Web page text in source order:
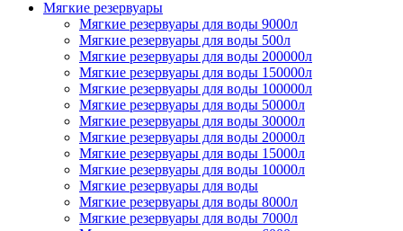
Мягкие резервуары
Мягкие резервуары для воды 9000л
Мягкие резервуары для воды 500л
Мягкие резервуары для воды 200000л
Мягкие резервуары для воды 150000л
Мягкие резервуары для воды 100000л
Мягкие резервуары для воды 50000л
Мягкие резервуары для воды 30000л
Мягкие резервуары для воды 20000л
Мягкие резервуары для воды 15000л
Мягкие резервуары для воды 10000л
Мягкие резервуары для воды
Мягкие резервуары для воды 8000л
Мягкие резервуары для воды 7000л